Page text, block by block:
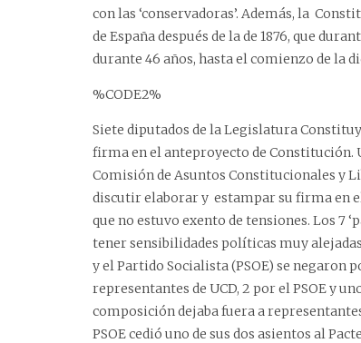
con las ‘conservadoras’. Además, la
de España después de la de 1876, que
durante 46 años, hasta el comienzo de la
%CODE2%
Siete diputados de la Legislatura
firma en el anteproyecto de Constitución.
Comisión de Asuntos Constitucionales y
discutir elaborar y estampar su firma en
que no estuvo exento de tensiones. Los 7
tener sensibilidades políticas muy
y el Partido Socialista (PSOE) se negaron
representantes de UCD, 2 por el PSOE y
composición dejaba fuera a
PSOE cedió uno de sus dos asientos al